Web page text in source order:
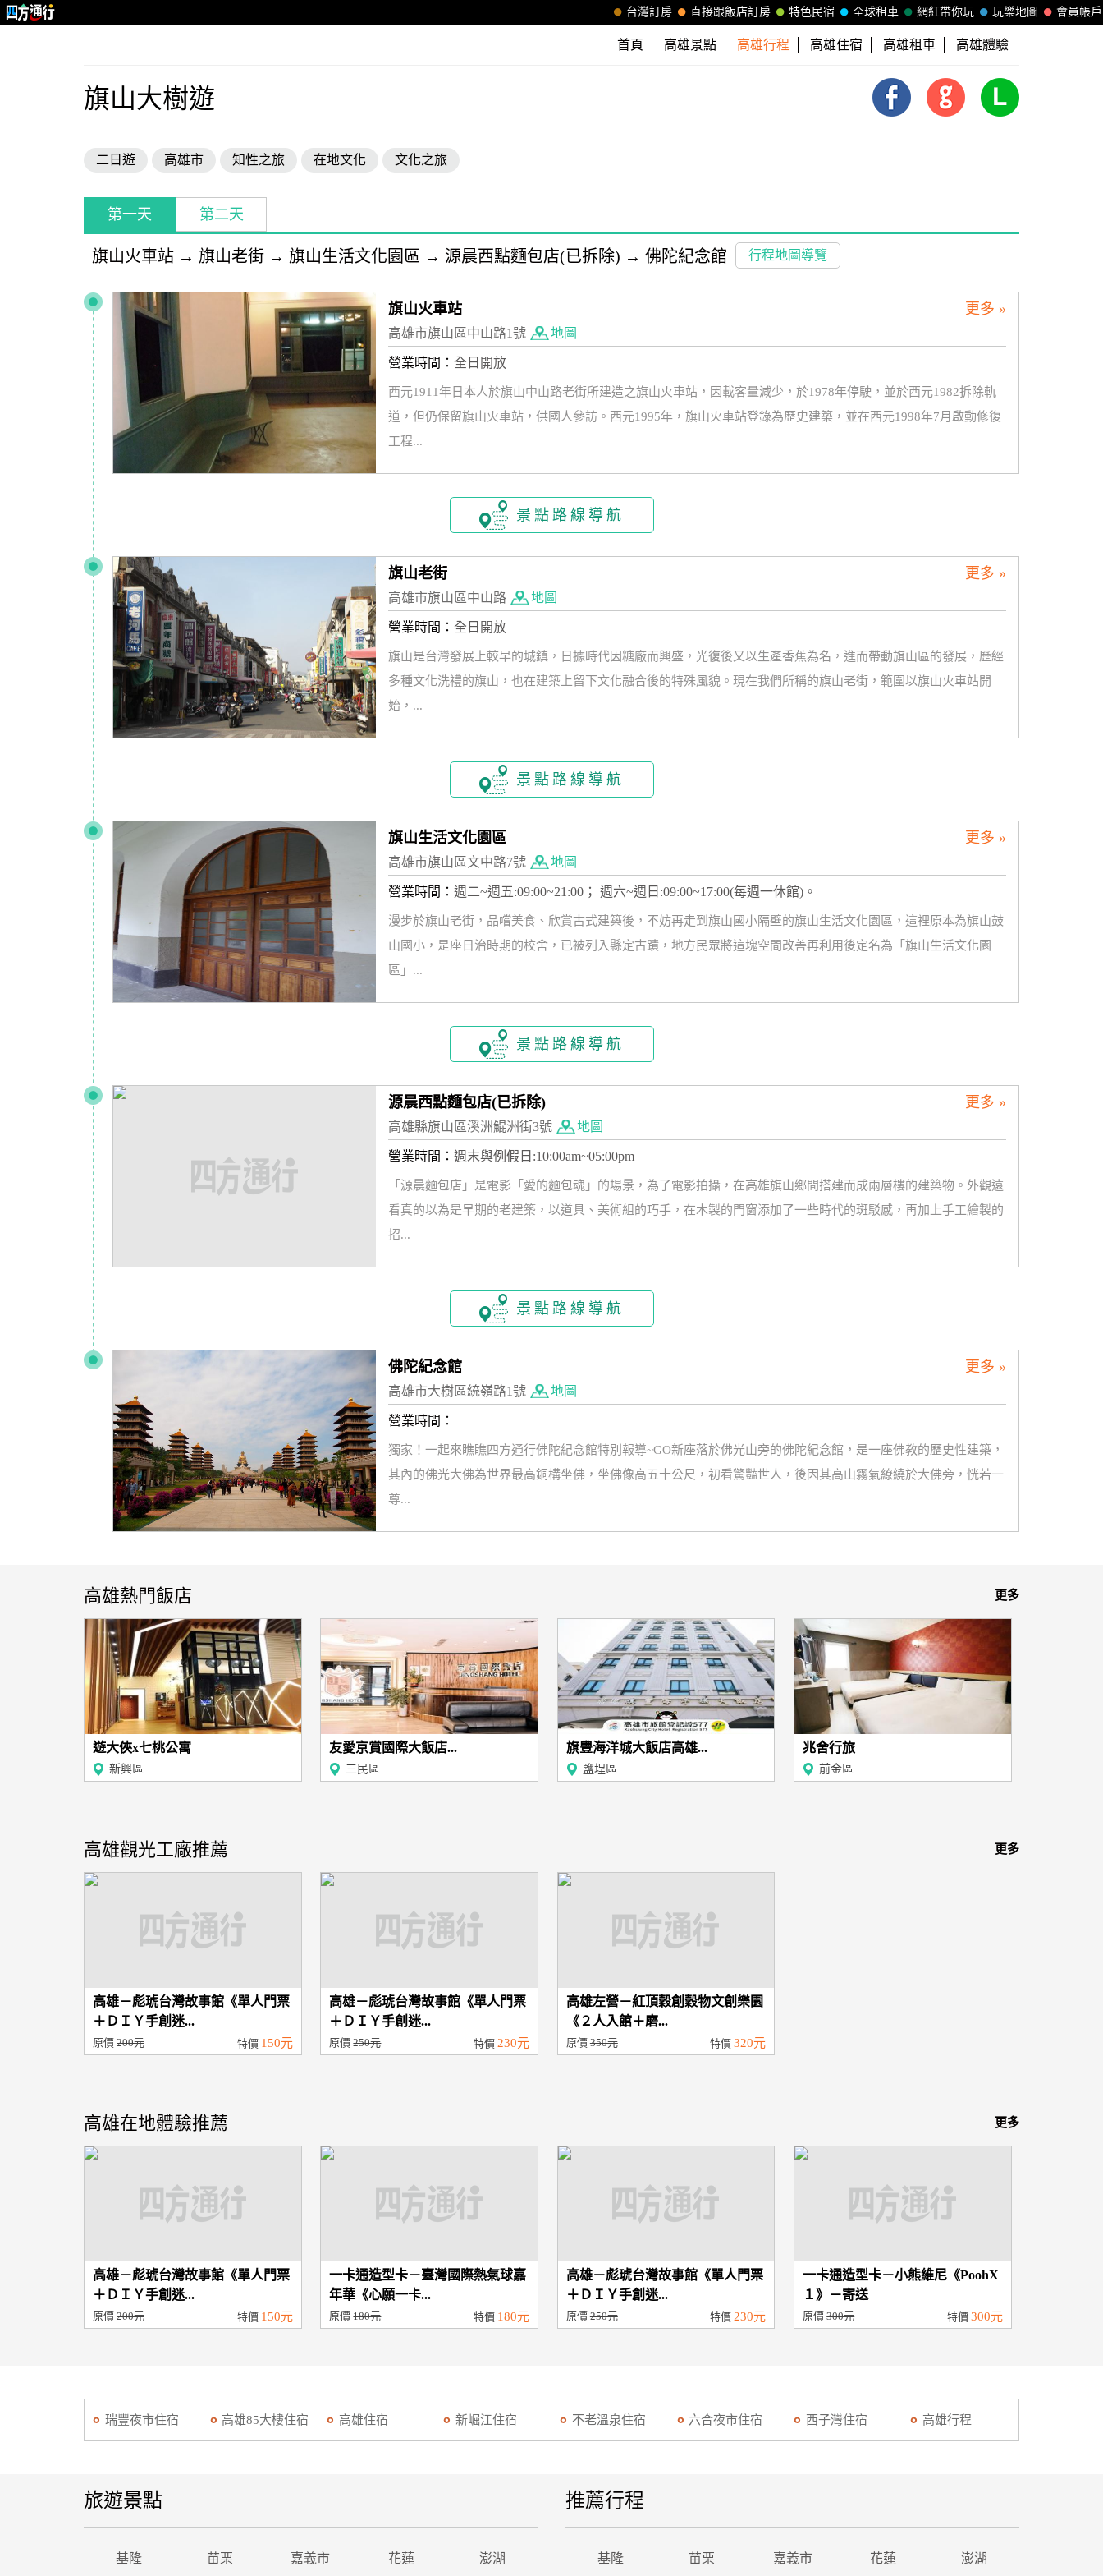
會員帳戶
玩樂地圖
網紅帶你玩
全球租車
特色民宿
直接跟飯店訂房
台灣訂房
首頁 高雄景點 高雄行程 高雄住宿 高雄租車 高雄體驗
旗山大樹遊
二日遊 高雄市 知性之旅 在地文化 文化之旅
第一天 第二天
旗山火車站 → 旗山老街 → 旗山生活文化園區 → 源晨西點麵包店(已拆除) → 佛陀紀念館 行程地圖導覽
更多 »
旗山火車站
高雄市旗山區中山路1號 地圖
營業時間： 全日開放
西元1911年日本人於旗山中山路老街所建造之旗山火車站，因載客量減少，於1978年停駛，並於西元1982拆除軌
道，但仍保留旗山火車站，供國人參訪。西元1995年，旗山火車站登錄為歷史建築，並在西元1998年7月啟動修復
工程...
景點路線導航
更多 »
旗山老街
高雄市旗山區中山路 地圖
營業時間： 全日開放
旗山是台灣發展上較早的城鎮，日據時代因糖廠而興盛，光復後又以生產香蕉為名，進而帶動旗山區的發展，歷經
多種文化洗禮的旗山，也在建築上留下文化融合後的特殊風貌。現在我們所稱的旗山老街，範圍以旗山火車站開
始，...
景點路線導航
更多 »
旗山生活文化園區
高雄市旗山區文中路7號 地圖
營業時間： 週二~週五:09:00~21:00； 週六~週日:09:00~17:00(每週一休館)。
漫步於旗山老街，品嚐美食、欣賞古式建築後，不妨再走到旗山國小隔壁的旗山生活文化園區，這裡原本為旗山鼓
山國小，是座日治時期的校舍，已被列入縣定古蹟，地方民眾將這塊空間改善再利用後定名為「旗山生活文化園
區」...
景點路線導航
更多 »
源晨西點麵包店(已拆除)
高雄縣旗山區溪洲鯤洲街3號 地圖
營業時間： 週末與例假日:10:00am~05:00pm
「源晨麵包店」是電影「愛的麵包魂」的場景，為了電影拍攝，在高雄旗山鄉間搭建而成兩層樓的建築物。外觀遠
看真的以為是早期的老建築，以道具、美術組的巧手，在木製的門窗添加了一些時代的斑駁感，再加上手工繪製的
招...
景點路線導航
更多 »
佛陀紀念館
高雄市大樹區統嶺路1號 地圖
營業時間：
獨家！一起來瞧瞧四方通行佛陀紀念館特別報導~GO新座落於佛光山旁的佛陀紀念館，是一座佛教的歷史性建築，
其內的佛光大佛為世界最高銅構坐佛，坐佛像高五十公尺，初看驚豔世人，後因其高山霧氣繚繞於大佛旁，恍若一
尊...
更多
高雄熱門飯店
遊大俠x七桃公寓
新興區
友愛京賞國際大飯店...
三民區
旗豐海洋城大飯店高雄...
鹽埕區
兆舍行旅
前金區
更多
高雄觀光工廠推薦
高雄－彪琥台灣故事館《單人門票
＋ＤＩＹ手創迷...
原價 200元 特價 150元
高雄－彪琥台灣故事館《單人門票
＋ＤＩＹ手創迷...
原價250元 特價230元
高雄左營－紅頂穀創穀物文創樂園
《２人入館＋磨...
原價350元 特價320元
更多
高雄在地體驗推薦
高雄－彪琥台灣故事館《單人門票
＋ＤＩＹ手創迷...
原價 200元 特價 150元
一卡通造型卡－臺灣國際熱氣球嘉
年華《心願一卡...
原價180元 特價 180元
高雄－彪琥台灣故事館《單人門票
＋ＤＩＹ手創迷...
原價250元 特價230元
一卡通造型卡－小熊維尼《PoohX
１》－寄送
原價300元 特價 300元
瑞豐夜市住宿 高雄85大樓住宿 高雄住宿 新崛江住宿 不老溫泉住宿 六合夜市住宿 西子灣住宿 高雄行程
旅遊景點
基隆 苗栗 嘉義市 花蓮 澎湖
推薦行程
基隆 苗栗 嘉義市 花蓮 澎湖